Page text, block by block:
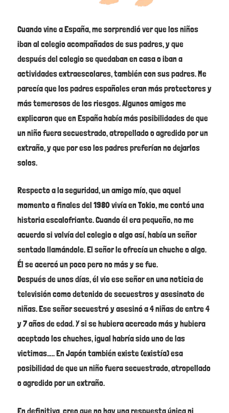
Cuando vine a España, me sorprendió ver que los niños
iban al colegio acompañados de sus padres, y que
después del colegio se quedaban en casa o iban a
actividades extraescolares, también con sus padres. Me
parecía que los padres españoles eran más protectores y
más temerosos de los riesgos. Algunos amigos me
explicaron que en España había más posibilidades de que
un niño fuera secuestrado, atropellado o agredido por un
extraño, y que por eso los padres preferían no dejarlos
solos.
Respecto a la seguridad, un amigo mío, que aquel
momento a finales del 1980 vivía en Tokio, me contó una
historia escalofriante. Cuando él era pequeño, no me
acuerdo si volvía del colegio o algo así, había un señor
sentado llamándole. El señor le ofrecía un chuche o algo.
Él se acercó un poco pero no más y se fue.
Después de unos días, él vio ese señor en una noticia de
televisión como detenido de secuestros y asesinato de
niñas. Ese señor secuestró y asesinó a 4 niñas de entre 4
y 7 años de edad. Y si se hubiera acercado más y hubiera
aceptado los chuches, igual habría sido uno de las
victimas….. En Japón también existe (existía) esa
posibilidad de que un niño fuera secuestrado, atropellado
o agredido por un extraño.
En definitiva, creo que no hay una respuesta única ni